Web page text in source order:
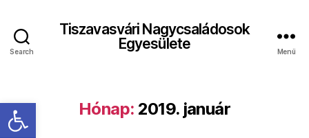
Eszköztár megnyitása
Search
Tiszavasvári Nagycsaládosok
Egyesülete
Menü
Hónap: 2019. január